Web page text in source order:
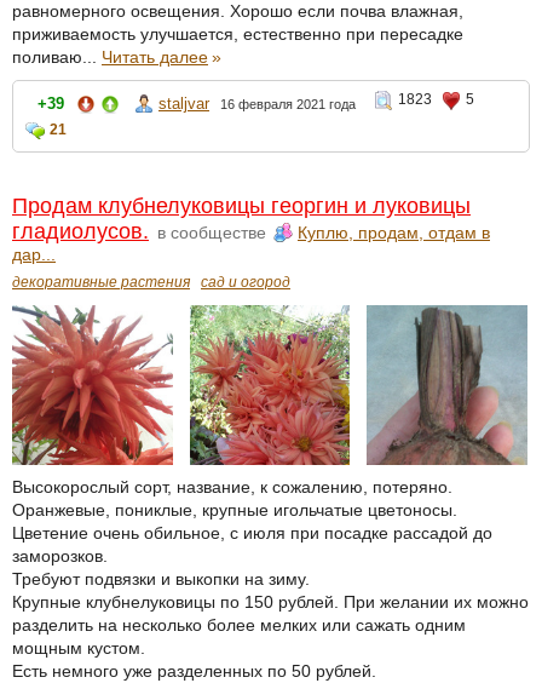
равномерного освещения. Хорошо если почва влажная,
приживаемость улучшается, естественно при пересадке
поливаю... Читать далее»
+39 staljvar 16 февраля 2021 года 1823
5
21
Продам клубнелуковицы георгин и луковицы
гладиолусов. в сообществе
Куплю, продам, отдам в
дар...
декоративные растения сад и огород
Высокорослый сорт, название, к сожалению, потеряно.
Оранжевые, пониклые, крупные игольчатые цветоносы.
Цветение очень обильное, с июля при посадке рассадой до
заморозков.
Требуют подвязки и выкопки на зиму.
Крупные клубнелуковицы по 150 рублей. При желании их можно
разделить на несколько более мелких или сажать одним
мощным кустом.
Есть немного уже разделенных по 50 рублей.